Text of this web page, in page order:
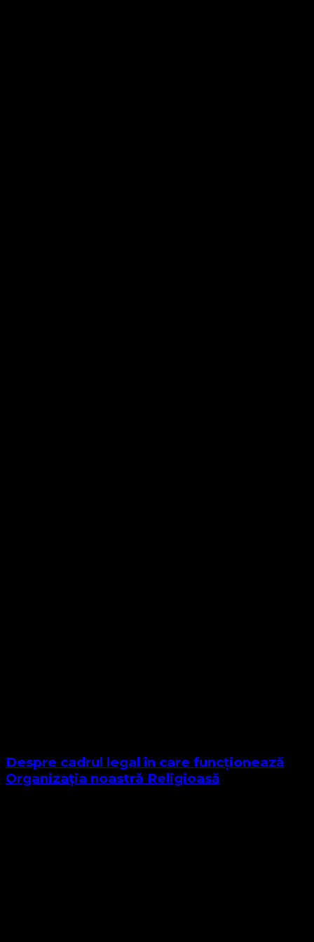
Despre cadrul legal în care funcționează
Organizația noastră Religioasă